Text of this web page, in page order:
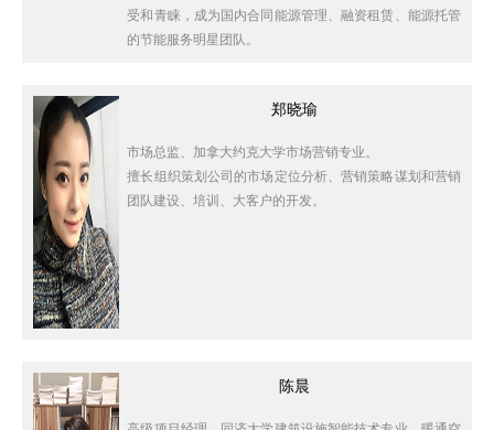
受和青睐，成为国内合同能源管理、融资租赁、能源托管
的节能服务明星团队。
郑晓瑜
市场总监、加拿大约克大学市场营销专业。
擅长组织策划公司的市场定位分析、营销策略谋划和营销
团队建设、培训、大客户的开发。
陈晨